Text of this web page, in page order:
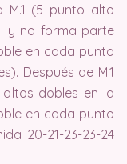
M.1 (5 punto alto
y no forma parte
en cada punto
Después de M.1
altos dobles en la
en cada punto
20-21-23-23-24